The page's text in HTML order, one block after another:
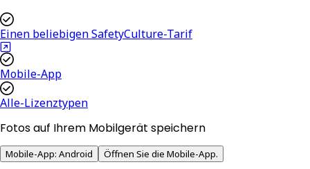
Einen beliebigen SafetyCulture-Tarif
Mobile-App
Alle-Lizenztypen
Fotos auf Ihrem Mobilgerät speichern
Mobile-App: Android Öffnen Sie die Mobile-App.